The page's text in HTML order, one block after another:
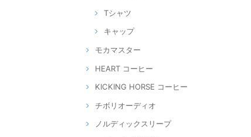
Tシャツ
キャップ
モカマスター
HEART コーヒー
KICKING HORSE コーヒー
チボリオーディオ
ノルディックスリープ